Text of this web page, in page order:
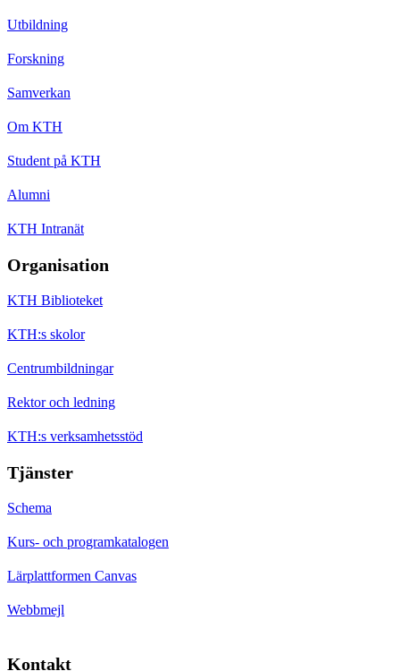
Utbildning
Forskning
Samverkan
Om KTH
Student på KTH
Alumni
KTH Intranät
Organisation
KTH Biblioteket
KTH:s skolor
Centrumbildningar
Rektor och ledning
KTH:s verksamhetsstöd
Tjänster
Schema
Kurs- och programkatalogen
Lärplattformen Canvas
Webbmejl
Kontakt